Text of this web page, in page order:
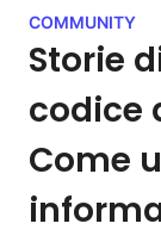
COMMUNITY
Storie
codice
Come